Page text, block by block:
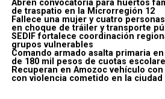
Abren convocatoria para huertos
de traspatio en la Microrregión 12
Fallece una mujer y cuatro
en choque de tráiler y transporte
SEDIF fortalece coordinación
grupos vulnerables
Comando armado asalta primaria
de 180 mil pesos de cuotas
Recuperan en Amozoc vehículo
con violencia cometido en la ciudad